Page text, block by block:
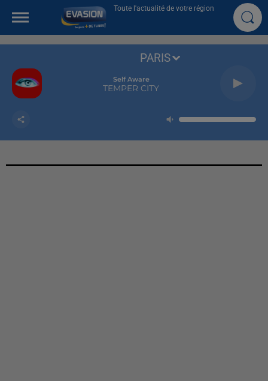
Toute l'actualité de votre région
Self Aware
TEMPER CITY
PARIS